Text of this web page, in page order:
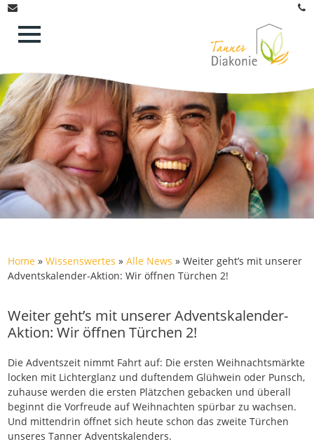
Home »Wissenswertes »Alle News »Weiter geht’s mit unserer
Adventskalender-Aktion: Wir öffnen Türchen 2!
Weiter geht’s mit unserer Adventskalender-
Aktion: Wir öffnen Türchen 2!
Die Adventszeit nimmt Fahrt auf: Die ersten Weihnachtsmärkte
locken mit Lichterglanz und duftendem Glühwein oder Punsch,
zuhause werden die ersten Plätzchen gebacken und überall
beginnt die Vorfreude auf Weihnachten spürbar zu wachsen.
Und mittendrin öffnet sich heute schon das zweite Türchen
unseres Tanner Adventskalenders.